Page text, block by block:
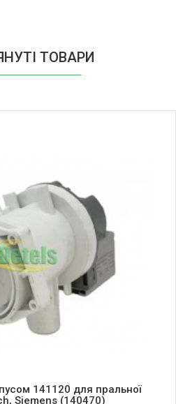
4830
4830
4830
ТОВАРИ
141120 для пральної
Siemens (140470)